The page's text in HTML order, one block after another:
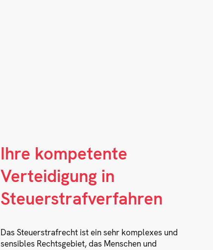
Ihre kompetente
Verteidigung in
Steuerstrafverfahren
Das Steuerstrafrecht ist ein sehr komplexes und
sensibles Rechtsgebiet, das Menschen und